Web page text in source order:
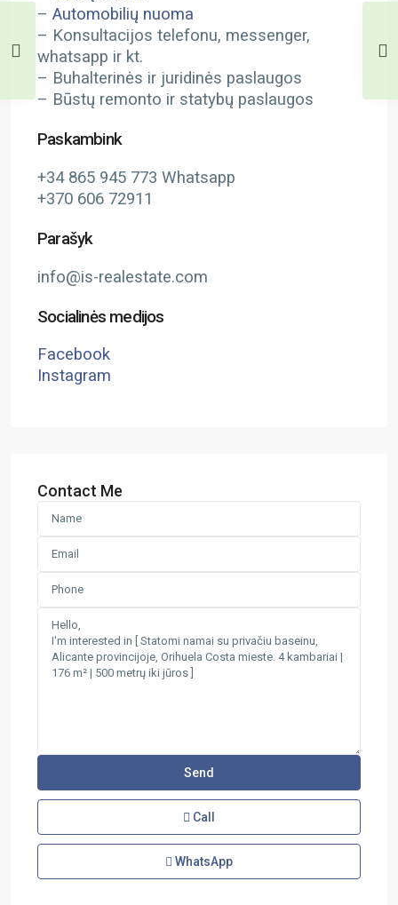
– Automobilių nuoma
– Konsultacijos telefonu, messenger,
whatsapp ir kt.
– Buhalterinės ir juridinės paslaugos
– Būstų remonto ir statybų paslaugos
Paskambink
+34 865 945 773 Whatsapp
+370 606 72911
Parašyk
info@is-realestate.com
Socialinės medijos
Facebook
Instagram
Contact Me
Call
WhatsApp